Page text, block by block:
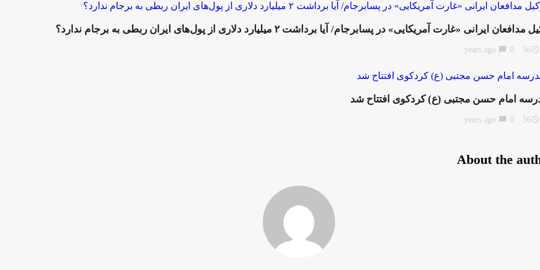
مدافعان ایرانی «غارت آمریکایی» در پسابرجام/ آیا برداشت ۲ میلیارد دلاری از پول‌های ایران ربطی به برجام‌ ندارد؟
access_time
56 years ago
chat_bubble 0
امام حسن مجتبی (ع) کردکوی افتتاح شد
access_time
56 years ago
chat_bubble 0
About the